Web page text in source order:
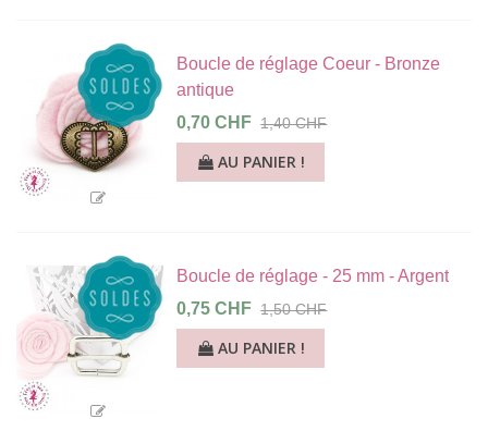
Boucle de réglage Coeur - Bronze
antique
0,70 CHF 1,40 CHF
AU PANIER !
Boucle de réglage - 25 mm - Argent
0,75 CHF 1,50 CHF
AU PANIER !